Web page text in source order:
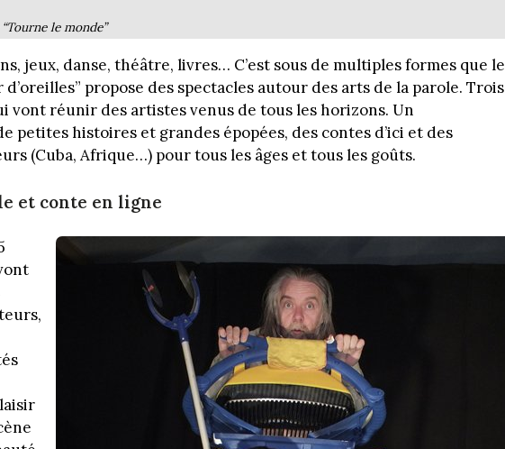
le monde”
jeux, danse, théâtre, livres… C’est sous de multiples formes que le
propose des spectacles autour des arts de la parole. Trois
vont réunir des artistes venus de tous les horizons. Un
petites histoires et grandes épopées, des contes d’ici et des
(Cuba, Afrique…) pour tous les âges et tous les goûts.
et conte en ligne